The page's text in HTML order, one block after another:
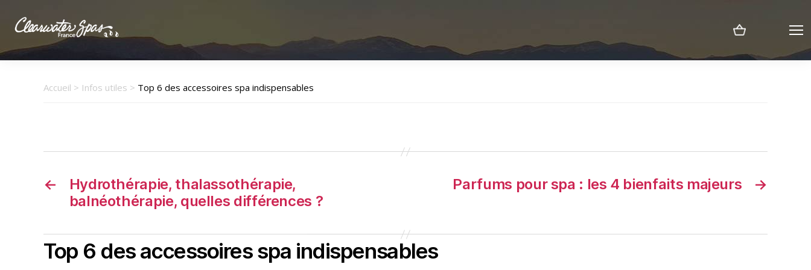
Clearwater
Spas
Accueil > Infos utiles > Top 6 des accessoires spa indispensables
←
Hydrothérapie, thalassothérapie,
balnéothérapie, quelles différences ?
→
Parfums pour spa : les 4 bienfaits majeurs
Top 6 des accessoires spa indispensables